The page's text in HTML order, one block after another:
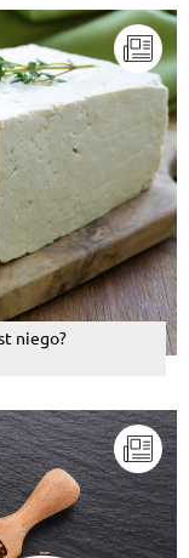
niego?